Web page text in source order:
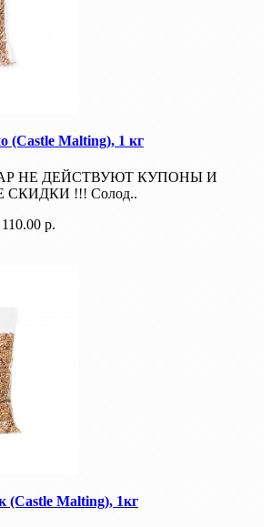
Malting), 1 кг
НЕ ДЕЙСТВУЮТ КУПОНЫ И
!!! Солод..
р.
Malting), 1кг